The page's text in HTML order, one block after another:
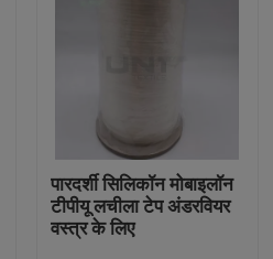
पारदर्शी सिलिकॉन मोबाइलॉन
टीपीयू लचीला टेप अंडरवियर
वस्त्र के लिए